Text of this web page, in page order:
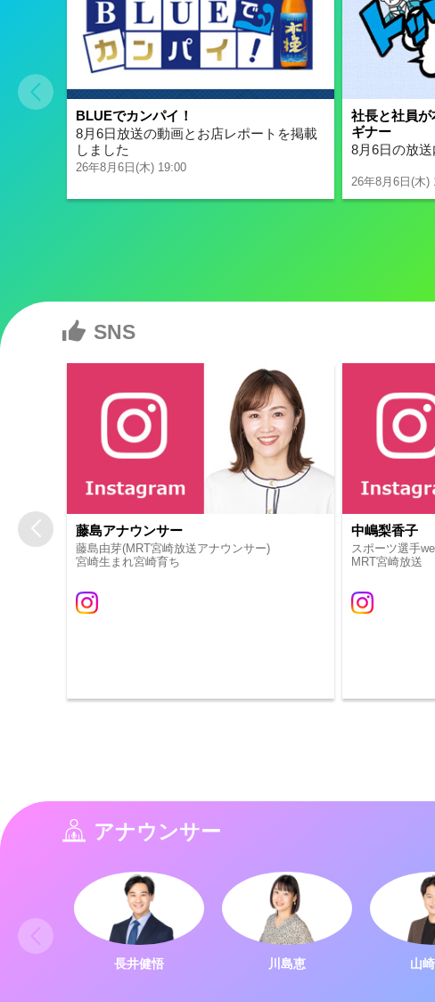
BLUEでカンパイ！
8月6日放送の動画とお店レポートを掲載
しました
26年8月6日(木) 19:00
社長と社員
ギナー
8月6日の放
26年8月6日(木)
SNS
藤島アナウンサー
藤島由芽(MRT宮崎放送アナウンサー)
宮崎生まれ宮崎育ち
中嶋梨香子
スポーツ選手
MRT宮崎放送
アナウンサー
長井健悟 川島恵 山